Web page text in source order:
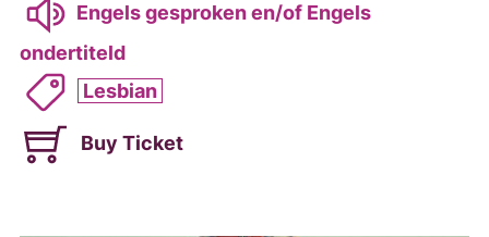
Engels gesproken en/of Engels
ondertiteld
Lesbian
Buy Ticket